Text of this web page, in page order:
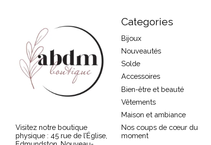
Visitez notre boutique
physique : 45 rue de l’Église,
Categories
Bijoux
Nouveautés
Solde
Accessoires
Bien-être et beauté
Vêtements
Maison et ambiance
Nos coups de cœur du
moment